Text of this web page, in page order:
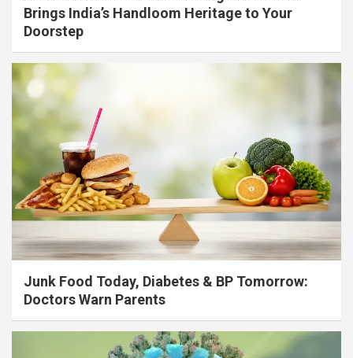
Brings India’s Handloom Heritage to Your
Doorstep
Junk Food Today, Diabetes & BP Tomorrow:
Doctors Warn Parents